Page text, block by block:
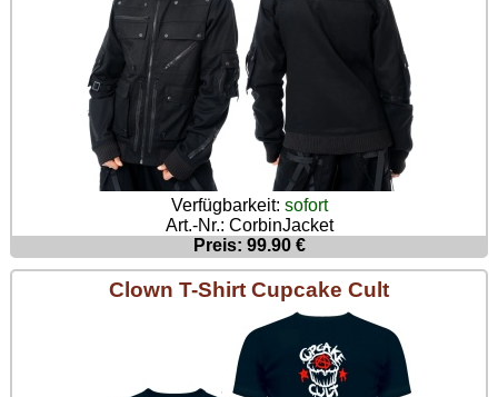
Verfügbarkeit: sofort
Art.-Nr.: CorbinJacket
Preis: 99.90 €
Clown T-Shirt Cupcake Cult